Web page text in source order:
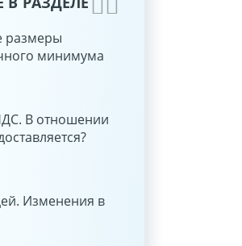
размеры
минимума
В отношении
Изменения в